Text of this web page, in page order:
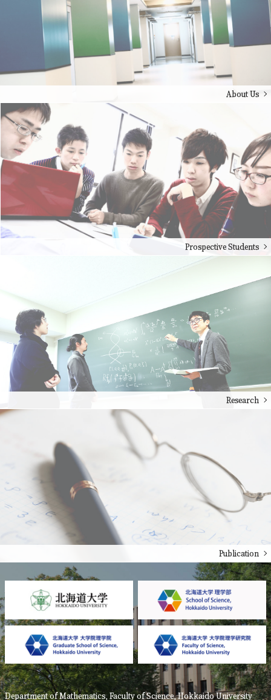
About Us
Prospective Students
Research
Publication
Department of Mathematics, Faculty of Science, Hokkaido University